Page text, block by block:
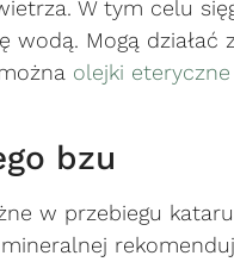
W tym celu
wodą. Mogą
olejki eteryczne
bzu
w przebiegu